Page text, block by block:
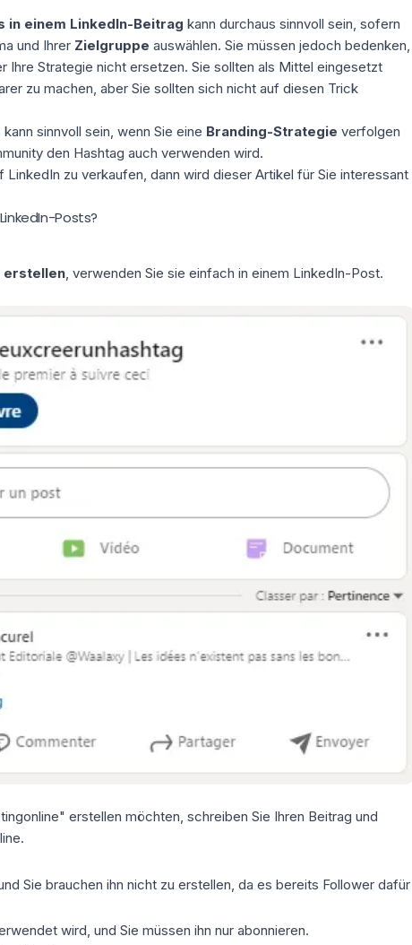
in einem LinkedIn-Beitrag kann durchaus sinnvoll sein, sofern
und Ihrer Zielgruppe auswählen. Sie müssen jedoch bedenken,
Ihre Strategie nicht ersetzen. Sie sollten als Mittel eingesetzt
zu machen, aber Sie sollten sich nicht auf diesen Trick
kann sinnvoll sein, wenn Sie eine Branding-Strategie verfolgen
den Hashtag auch verwenden wird.
LinkedIn zu verkaufen, dann wird dieser Artikel für Sie interessant
Posts?
erstellen, verwenden Sie sie einfach in einem LinkedIn-Post.
erstellen möchten, schreiben Sie Ihren Beitrag und
Sie brauchen ihn nicht zu erstellen, da es bereits Follower dafür
wird, und Sie müssen ihn nur abonnieren.